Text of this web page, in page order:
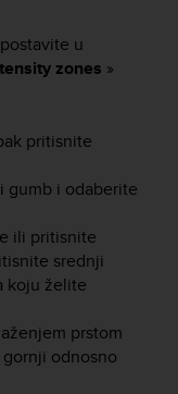
u
zones »
pritisnite
gumb i odaberite
ili pritisnite
srednji
koju želite
prstom
odnosno